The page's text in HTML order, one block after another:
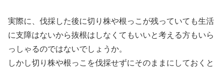
実際に、伐採した後に切り株や根っこが残っていても生活
に支障はないから抜根はしなくてもいいと考える方もいら
っしゃるのではないでしょうか。
しかし切り株や根っこを伐採せずにそのままにしておくと